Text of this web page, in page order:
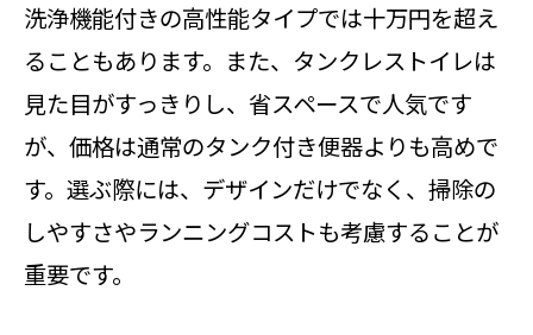
洗浄機能付きの高性能タイプでは十万円を超え
ることもあります。また、タンクレストイレは
見た目がすっきりし、省スペースで人気です
が、価格は通常のタンク付き便器よりも高めで
す。選ぶ際には、デザインだけでなく、掃除の
しやすさやランニングコストも考慮することが
重要です。